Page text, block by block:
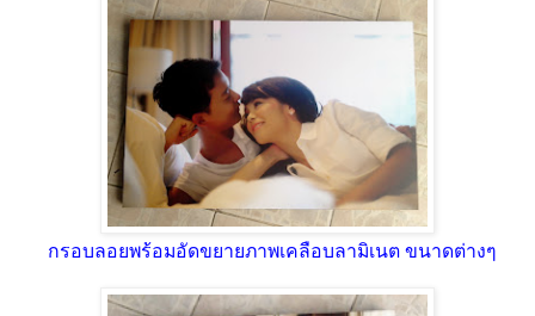
กรอบลอยพร้อมอัดขยายภาพเคลือบลามิเนต ขนาดต่างๆ